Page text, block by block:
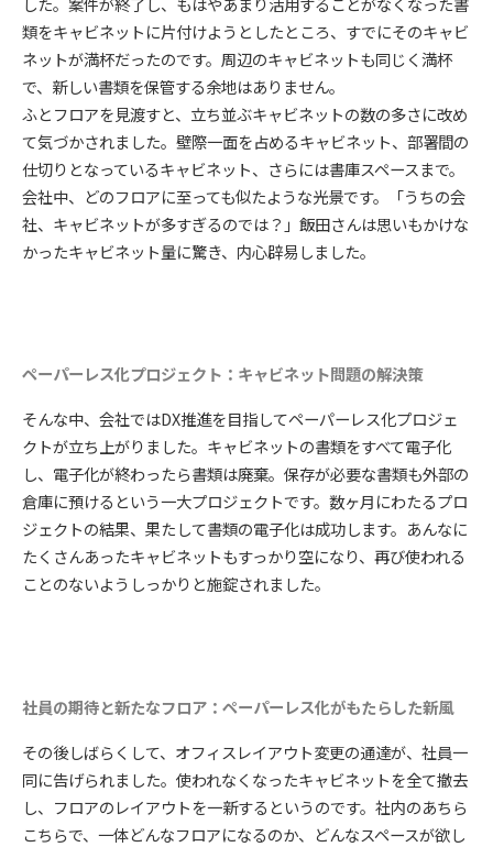
類をキャビネットに片付けようとしたところ、すでにそのキャビ
ネットが満杯だったのです。周辺のキャビネットも同じく満杯
で、新しい書類を保管する余地はありません。
ふとフロアを見渡すと、立ち並ぶキャビネットの数の多さに改め
て気づかされました。壁際一面を占めるキャビネット、部署間の
仕切りとなっているキャビネット、さらには書庫スペースまで。
会社中、どのフロアに至っても似たような光景です。「うちの会
社、キャビネットが多すぎるのでは？」飯田さんは思いもかけな
かったキャビネット量に驚き、内心辟易しました。
ペーパーレス化プロジェクト：キャビネット問題の解決策
そんな中、会社ではDX推進を目指してペーパーレス化プロジェ
クトが立ち上がりました。キャビネットの書類をすべて電子化
し、電子化が終わったら書類は廃棄。保存が必要な書類も外部の
倉庫に預けるという一大プロジェクトです。数ヶ月にわたるプロ
ジェクトの結果、果たして書類の電子化は成功します。あんなに
たくさんあったキャビネットもすっかり空になり、再び使われる
ことのないようしっかりと施錠されました。
社員の期待と新たなフロア：ペーパーレス化がもたらした新風
その後しばらくして、オフィスレイアウト変更の通達が、社員一
同に告げられました。使われなくなったキャビネットを全て撤去
し、フロアのレイアウトを一新するというのです。社内のあちら
こちらで、一体どんなフロアになるのか、どんなスペースが欲し